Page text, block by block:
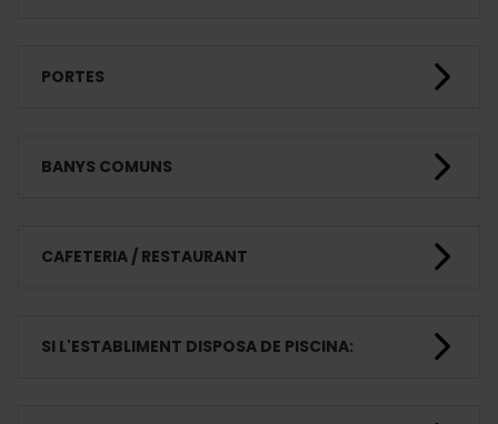
PORTES
BANYS COMUNS
CAFETERIA / RESTAURANT
SI L'ESTABLIMENT DISPOSA DE PISCINA: